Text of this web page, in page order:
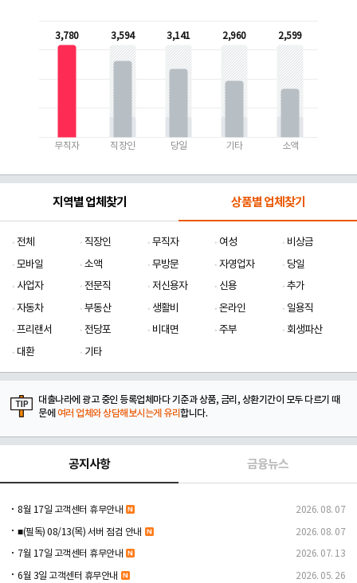
3,780
무직자
3,594
직장인
3,141
당일
2,960
기타
2,599
소액
지역별 업체찾기 상품별 업체찾기
전체 직장인 무직자 여성
비상금
모바일
소액 무방문 자영업자
당일
사업자
전문직 저신용자 신용
추가
자동차
부동산 생활비 온라인
일용직
프리랜서
전당포 비대면 주부
회생파산
대환
기타
대출나라에 광고 중인 등록업체마다 기준과 상품, 금리, 상환기간이 모두 다르기 때
문에 여러 업체와 상담해보시는게 유리합니다.
공지사항 금융뉴스
8월 17일 고객센터 휴무안내 2026. 08. 07
■(필독) 08/13(목) 서버 점검 안내 2026. 08. 07
7월 17일 고객센터 휴무안내 2026. 07. 13
6월 3일 고객센터 휴무안내 2026. 05. 26